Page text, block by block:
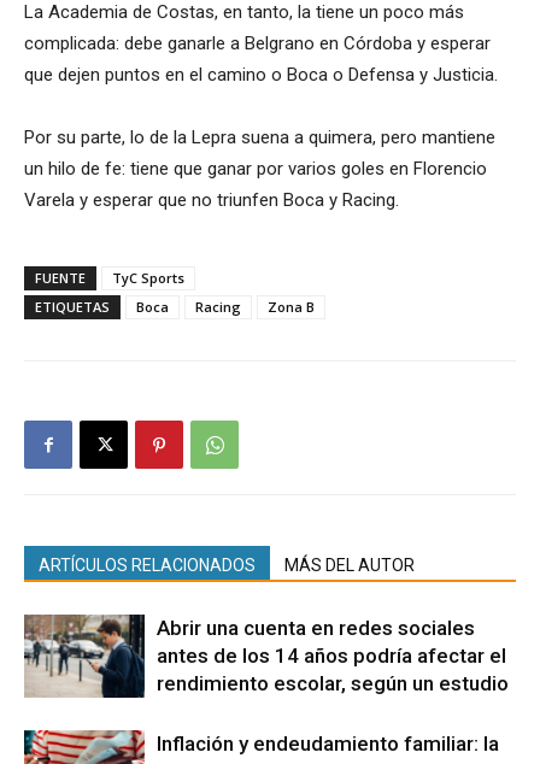
La Academia de Costas, en tanto, la tiene un poco más
complicada: debe ganarle a Belgrano en Córdoba y esperar
que dejen puntos en el camino o Boca o Defensa y Justicia.
Por su parte, lo de la Lepra suena a quimera, pero mantiene
un hilo de fe: tiene que ganar por varios goles en Florencio
Varela y esperar que no triunfen Boca y Racing.
FUENTE
TyC Sports
ETIQUETAS
Boca Racing Zona B
ARTÍCULOS RELACIONADOS MÁS DEL AUTOR
Abrir una cuenta en redes sociales
antes de los 14 años podría afectar el
rendimiento escolar, según un estudio
Inflación y endeudamiento familiar: la